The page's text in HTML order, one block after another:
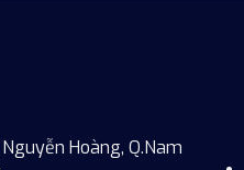
Hoàng, Q.Nam